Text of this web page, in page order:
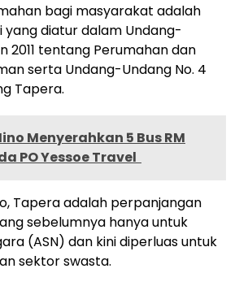
bagi masyarakat adalah
diatur dalam Undang-
2011 tentang Perumahan dan
serta Undang-Undang No. 4
Tapera.
Menyerahkan 5 Bus RM
PO Yessoe Travel
Tapera adalah perpanjangan
sebelumnya hanya untuk
(ASN) dan kini diperluas untuk
sektor swasta.